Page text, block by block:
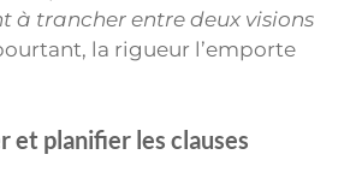
à trancher entre deux visions
la rigueur l’emporte
et planifier les clauses